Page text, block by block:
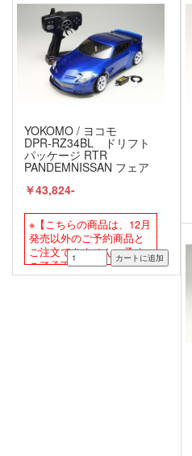
YOKOMO / ヨコモ
DPR-RZ34BL ドリフト
パッケージ RTR
PANDEMNISSAN フェア
レディZ (RZ34) ジャイロ
付き完成車(ブルー)
￥43,824-
※【こちらの商品は、12月
発売以外のご予約商品と
ご注文できません。予め
ご了承下さい。】